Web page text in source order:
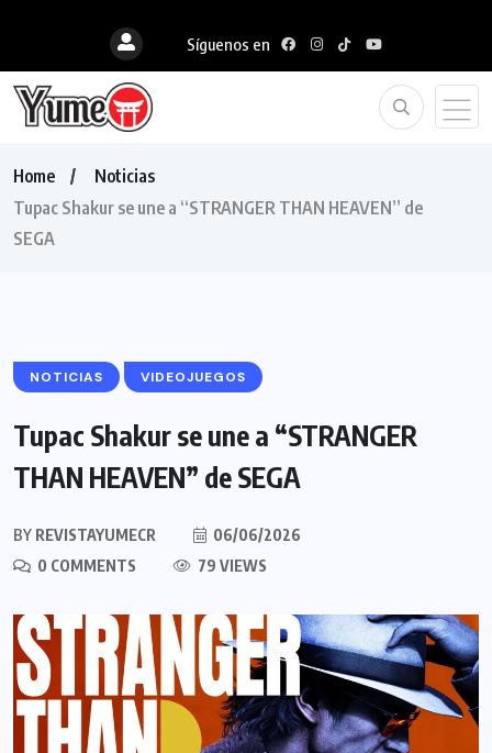
Síguenos en
Home
Noticias
Tupac Shakur se une a “STRANGER THAN HEAVEN” de
SEGA
NOTICIAS VIDEOJUEGOS
Tupac Shakur se une a “STRANGER
THAN HEAVEN” de SEGA
BY REVISTAYUMECR
06/06/2026
0 COMMENTS
79 VIEWS